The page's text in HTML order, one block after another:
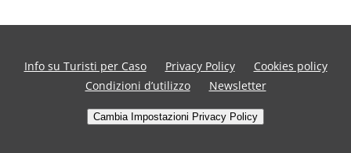
Info su Turisti per Caso Privacy Policy
Cookies policy
Condizioni d’utilizzo
Newsletter
Cambia Impostazioni Privacy Policy